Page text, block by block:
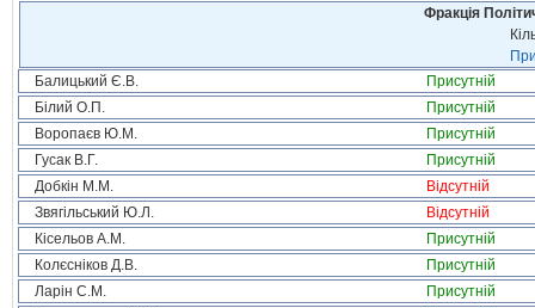
Фракція
Балицький Є.В.
Присутній
Білий О.П.
Присутній
Воропаєв Ю.М.
Присутній
Гусак В.Г.
Присутній
Добкін М.М.
Відсутній
Звягільський Ю.Л.
Відсутній
Кісельов А.М.
Присутній
Колєсніков Д.В.
Присутній
Ларін С.М.
Присутній